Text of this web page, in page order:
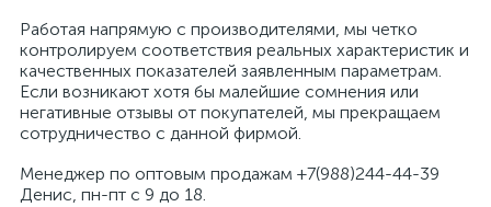
Работая напрямую с производителями, мы четко
контролируем соответствия реальных характеристик и
качественных показателей заявленным параметрам.
Если возникают хотя бы малейшие сомнения или
негативные отзывы от покупателей, мы прекращаем
сотрудничество с данной фирмой.
Менеджер по оптовым продажам +7(988)244-44-39
Денис, пн-пт с 9 до 18.